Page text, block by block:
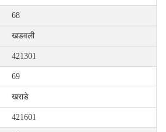
68
खडवली
421301
69
खराडे
421601